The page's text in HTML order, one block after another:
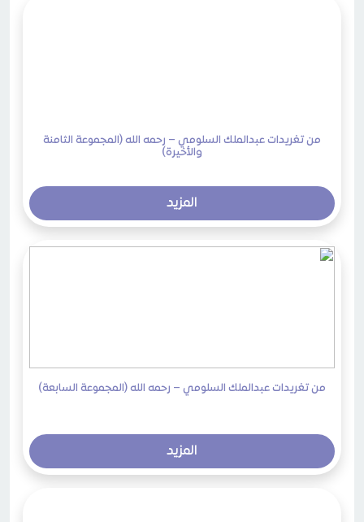
من تغريدات عبدالملك السلومي – رحمه الله (المجموعة الثامنة
والأخيرة)
المزيد
من تغريدات عبدالملك السلومي – رحمه الله (المجموعة السابعة)
المزيد